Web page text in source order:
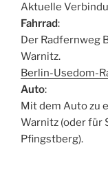
Aktuelle
Fahrrad:
Der Radfernweg
Warnitz.
Berlin-Usedom-
Auto:
Mit dem Auto zu
Warnitz (oder für
Pfingstberg).